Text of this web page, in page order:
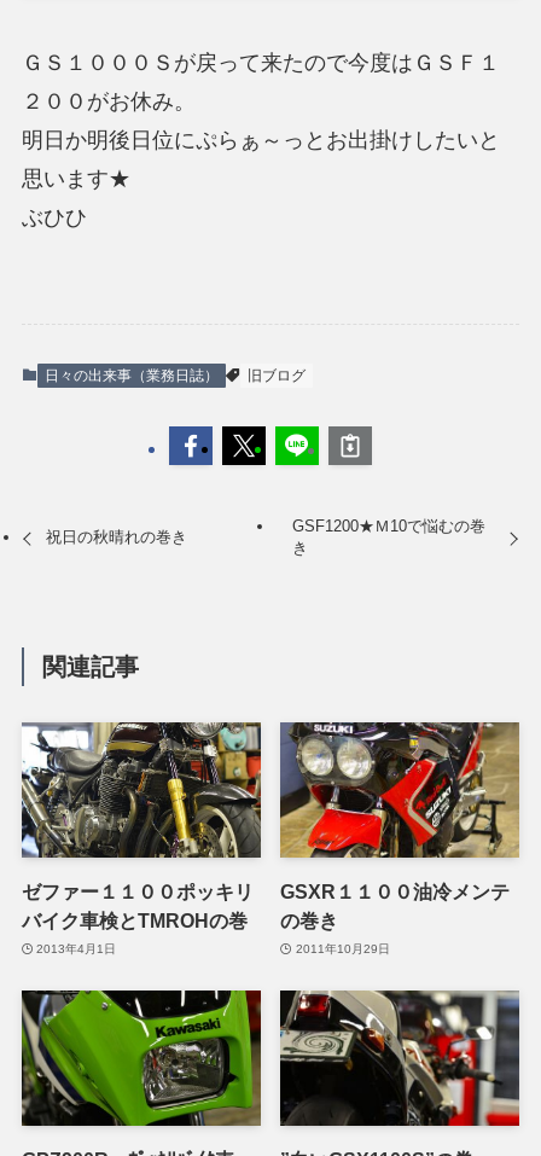
ＧＳ１０００Ｓが戻って来たので今度はＧＳＦ１
２００がお休み。
明日か明後日位にぷらぁ～っとお出掛けしたいと
思います★
ぶひひ
日々の出来事（業務日誌） 旧ブログ
祝日の秋晴れの巻き
GSF1200★Ｍ10で悩むの巻
き
関連記事
ゼファー１１００ポッキリ
バイク車検とTMROHの巻
2013年4月1日
GSXR１１００油冷メンテ
の巻き
2011年10月29日